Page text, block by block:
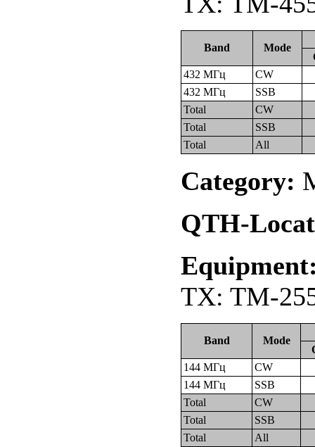
Band Mode
432 МГц
CW
432 МГц
SSB
Total
CW
Total
SSB
Total
All
Category:
QTH-
TX: TM-
Band Mode
144 МГц
CW
144 МГц
SSB
Total
CW
Total
SSB
Total
All